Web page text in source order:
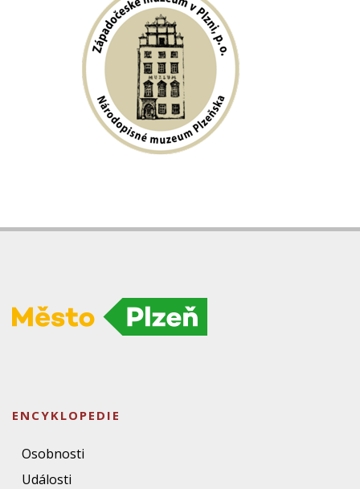
ENCYKLOPEDIE
Osobnosti
Události